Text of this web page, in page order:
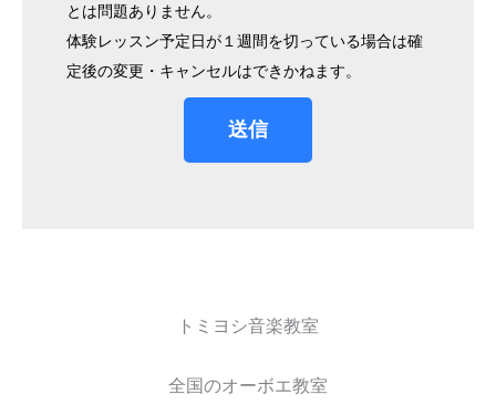
とは問題ありません。
体験レッスン予定日が１週間を切っている場合は確
定後の変更・キャンセルはできかねます。
送信
トミヨシ音楽教室
全国のオーボエ教室